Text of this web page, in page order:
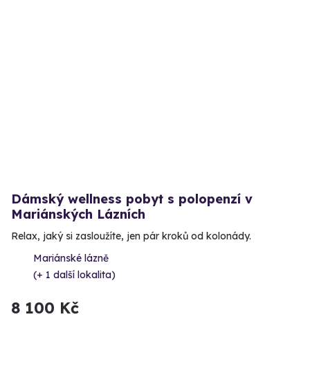
Dámský wellness pobyt s polopenzí v
Mariánských Lázních
Relax, jaký si zasloužíte, jen pár kroků od kolonády.
Mariánské lázně
(+ 1 další lokalita)
8 100 Kč